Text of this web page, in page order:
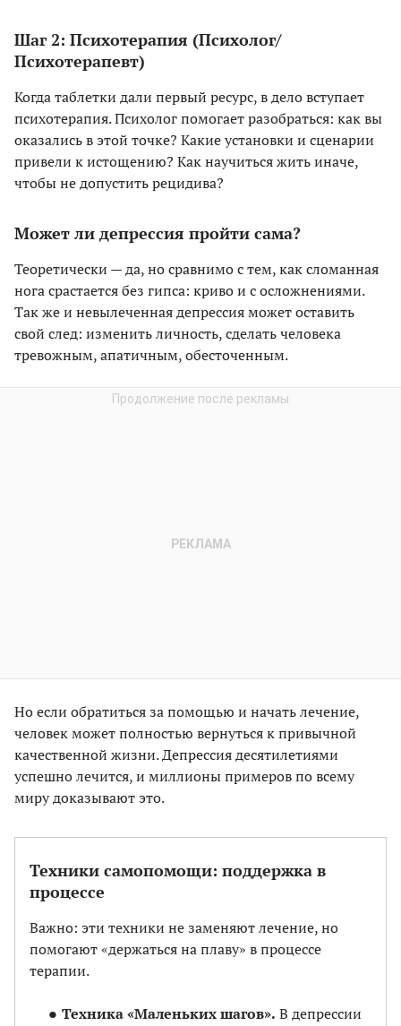
Шаг 2: Психотерапия (Психолог/
Психотерапевт)
Когда таблетки дали первый ресурс, в дело вступает
психотерапия. Психолог помогает разобраться: как вы
оказались в этой точке? Какие установки и сценарии
привели к истощению? Как научиться жить иначе,
чтобы не допустить рецидива?
Может ли депрессия пройти сама?
Теоретически — да, но сравнимо с тем, как сломанная
нога срастается без гипса: криво и с осложнениями.
Так же и невылеченная депрессия может оставить
свой след: изменить личность, сделать человека
тревожным, апатичным, обесточенным.
Но если обратиться за помощью и начать лечение,
человек может полностью вернуться к привычной
качественной жизни. Депрессия десятилетиями
успешно лечится, и миллионы примеров по всему
миру доказывают это.
Техники самопомощи: поддержка в
процессе
Важно: эти техники не заменяют лечение, но
помогают «держаться на плаву» в процессе
терапии.
Техника «Маленьких шагов». В депрессии